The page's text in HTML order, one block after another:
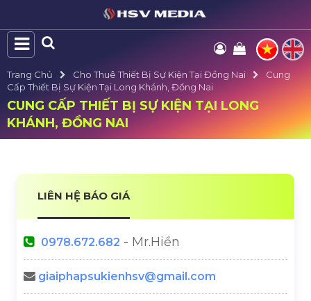
Trang Chủ Cho Thuê Thiết Bị Sự Kiện Tại Đồng Nai
Cung
Cấp Thiết Bị Sự Kiện Tại Long Khánh, Đồng Nai
CUNG CẤP THIẾT BỊ SỰ KIỆN TẠI LONG
KHÁNH, ĐỒNG NAI
LIÊN HỆ BÁO GIÁ
0978.672.682 - Mr.Hiền
giaiphapsukienhsv@gmail.com